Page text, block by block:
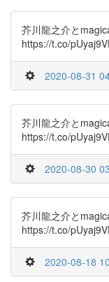
芥川龍之介と
https://t.co/
2020-08-31
芥川龍之介と
https://t.co/
2020-08-30
芥川龍之介と
https://t.co/
2020-08-18